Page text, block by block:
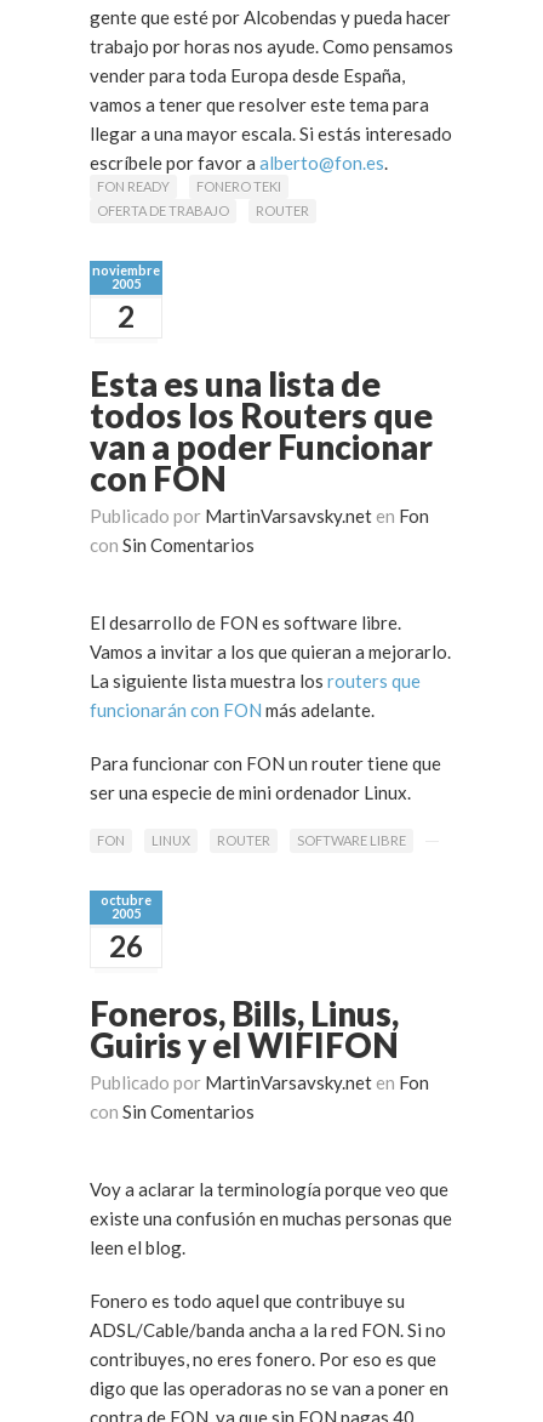
gente que esté por Alcobendas y pueda hacer
trabajo por horas nos ayude. Como pensamos
vender para toda Europa desde España,
vamos a tener que resolver este tema para
llegar a una mayor escala. Si estás interesado
escríbele por favor a alberto@fon.es.
FON READY
FONERO TEKI
OFERTA DE TRABAJO
ROUTER
noviembre
2005
2
Esta es una lista de
todos los Routers que
van a poder Funcionar
con FON
Publicado por MartinVarsavsky.net en Fon
con Sin Comentarios
El desarrollo de FON es software libre.
Vamos a invitar a los que quieran a mejorarlo.
La siguiente lista muestra los routers que
funcionarán con FON más adelante.
Para funcionar con FON un router tiene que
ser una especie de mini ordenador Linux.
FON LINUX ROUTER SOFTWARE LIBRE
octubre
2005
26
Foneros, Bills, Linus,
Guiris y el WIFIFON
Publicado por MartinVarsavsky.net en Fon
con Sin Comentarios
Voy a aclarar la terminología porque veo que
existe una confusión en muchas personas que
leen el blog.
Fonero es todo aquel que contribuye su
ADSL/Cable/banda ancha a la red FON. Si no
contribuyes, no eres fonero. Por eso es que
digo que las operadoras no se van a poner en